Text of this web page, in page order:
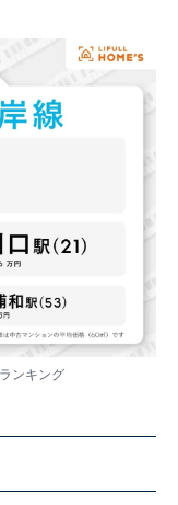
ンキング